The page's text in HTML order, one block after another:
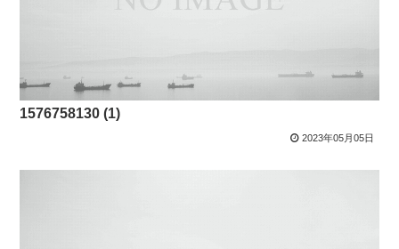
1576758130 (1)
2023年05月05日